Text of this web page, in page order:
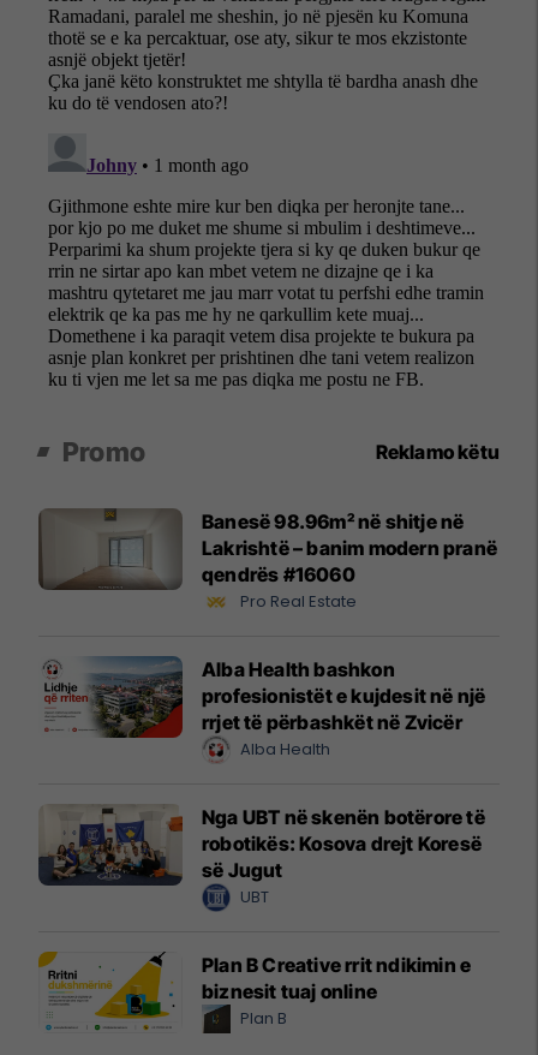
Promo Reklamo këtu
Banesë 98.96m² në shitje në
Lakrishtë – banim modern pranë
qendrës #16060
Pro Real Estate
Alba Health bashkon
profesionistët e kujdesit në një
rrjet të përbashkët në Zvicër
Alba Health
Nga UBT në skenën botërore të
robotikës: Kosova drejt Koresë
së Jugut
UBT
Plan B Creative rrit ndikimin e
biznesit tuaj online
Plan B